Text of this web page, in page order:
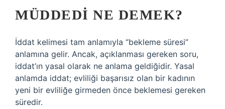
MÜDDEDI NE DEMEK?
İddat kelimesi tam anlamıyla “bekleme süresi”
anlamına gelir. Ancak, açıklanması gereken soru,
iddat’ın yasal olarak ne anlama geldiğidir. Yasal
anlamda iddat; evliliği başarısız olan bir kadının
yeni bir evliliğe girmeden önce beklemesi gereken
süredir.